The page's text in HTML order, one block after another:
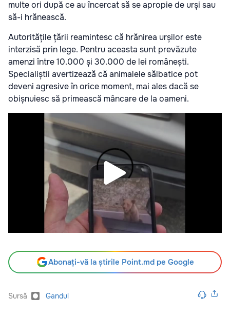
multe ori după ce au încercat să se apropie de urși sau
să-i hrănească.
Autoritățile țării reamintesc că hrănirea urșilor este
interzisă prin lege. Pentru aceasta sunt prevăzute
amenzi între 10.000 și 30.000 de lei românești.
Specialiștii avertizează că animalele sălbatice pot
deveni agresive în orice moment, mai ales dacă se
obișnuiesc să primească mâncare de la oameni.
Abonați-vă la știrile Point.md pe Google
Sursă Gandul